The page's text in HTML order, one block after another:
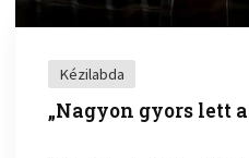
Kézilabda
„Nagyon gyors lett